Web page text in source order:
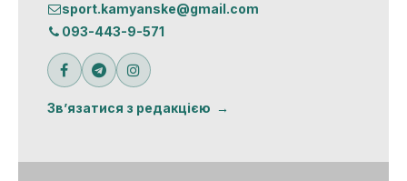
sport.kamyanske@gmail.com
093-443-9-571
Зв’язатися з редакцією